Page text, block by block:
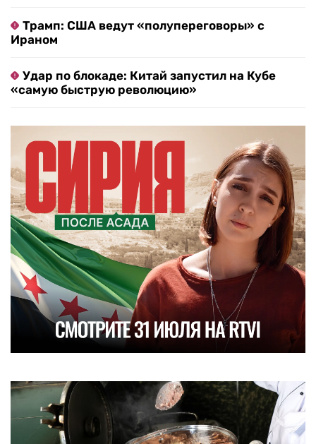
Трамп: США ведут «полупереговоры» с
Ираном
Удар по блокаде: Китай запустил на Кубе
«самую быструю революцию»